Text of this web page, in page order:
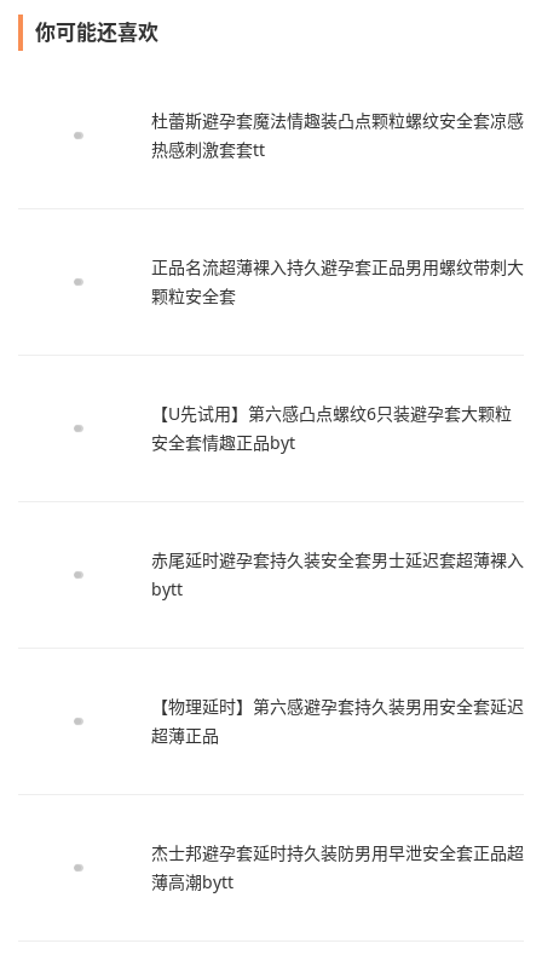
你可能还喜欢
杜蕾斯避孕套魔法情趣装凸点颗粒螺纹安全套凉感
热感刺激套套tt
正品名流超薄裸入持久避孕套正品男用螺纹带刺大
颗粒安全套
【U先试用】第六感凸点螺纹6只装避孕套大颗粒
安全套情趣正品byt
赤尾延时避孕套持久装安全套男士延迟套超薄裸入
bytt
【物理延时】第六感避孕套持久装男用安全套延迟
超薄正品
杰士邦避孕套延时持久装防男用早泄安全套正品超
薄高潮bytt